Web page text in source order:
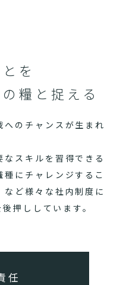
を
糧と捉える
のチャンスが生まれ
スキルを習得できる
種にチャレンジするこ
ど様々な社内制度に
押ししています。
任